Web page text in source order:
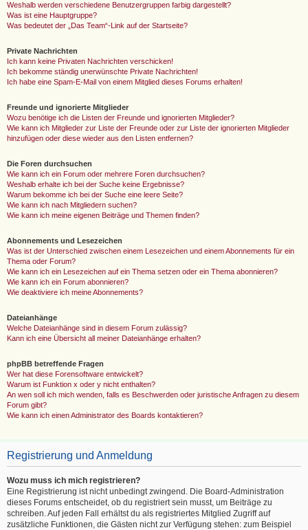
Weshalb werden verschiedene Benutzergruppen farbig dargestellt?
Was ist eine Hauptgruppe?
Was bedeutet der „Das Team“-Link auf der Startseite?
Private Nachrichten
Ich kann keine Privaten Nachrichten verschicken!
Ich bekomme ständig unerwünschte Private Nachrichten!
Ich habe eine Spam-E-Mail von einem Mitglied dieses Forums erhalten!
Freunde und ignorierte Mitglieder
Wozu benötige ich die Listen der Freunde und ignorierten Mitglieder?
Wie kann ich Mitglieder zur Liste der Freunde oder zur Liste der ignorierten Mitglieder
hinzufügen oder diese wieder aus den Listen entfernen?
Die Foren durchsuchen
Wie kann ich ein Forum oder mehrere Foren durchsuchen?
Weshalb erhalte ich bei der Suche keine Ergebnisse?
Warum bekomme ich bei der Suche eine leere Seite?
Wie kann ich nach Mitgliedern suchen?
Wie kann ich meine eigenen Beiträge und Themen finden?
Abonnements und Lesezeichen
Was ist der Unterschied zwischen einem Lesezeichen und einem Abonnements für ein
Thema oder Forum?
Wie kann ich ein Lesezeichen auf ein Thema setzen oder ein Thema abonnieren?
Wie kann ich ein Forum abonnieren?
Wie deaktiviere ich meine Abonnements?
Dateianhänge
Welche Dateianhänge sind in diesem Forum zulässig?
Kann ich eine Übersicht all meiner Dateianhänge erhalten?
phpBB betreffende Fragen
Wer hat diese Forensoftware entwickelt?
Warum ist Funktion x oder y nicht enthalten?
An wen soll ich mich wenden, falls es Beschwerden oder juristische Anfragen zu diesem
Forum gibt?
Wie kann ich einen Administrator des Boards kontaktieren?
Registrierung und Anmeldung
Wozu muss ich mich registrieren?
Eine Registrierung ist nicht unbedingt zwingend. Die Board-Administration
dieses Forums entscheidet, ob du registriert sein musst, um Beiträge zu
schreiben. Auf jeden Fall erhältst du als registriertes Mitglied Zugriff auf
zusätzliche Funktionen, die Gästen nicht zur Verfügung stehen: zum Beispiel